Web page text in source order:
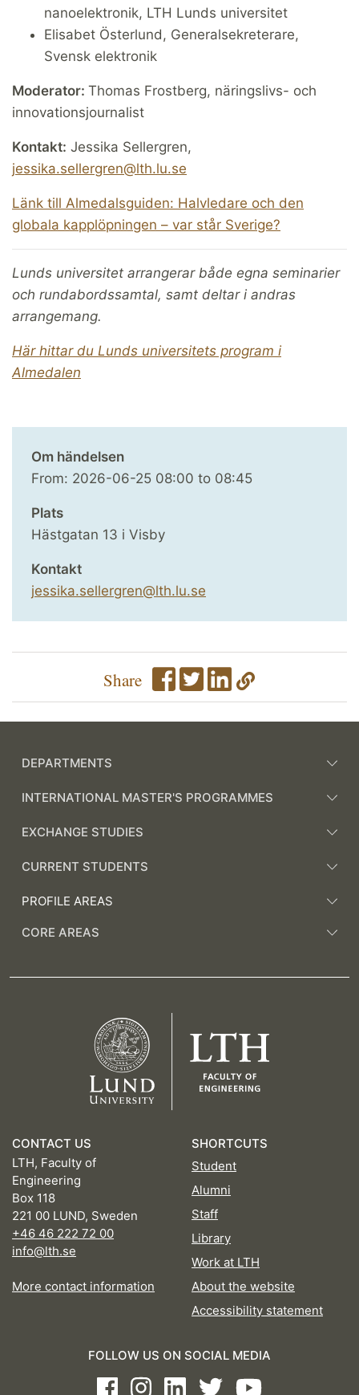
nanoelektronik, LTH Lunds universitet
Elisabet Österlund, Generalsekreterare,
Svensk elektronik
Moderator: Thomas Frostberg, näringslivs- och
innovationsjournalist
Kontakt: Jessika Sellergren,
jessika.sellergren@lth.lu.se
Länk till Almedalsguiden: Halvledare och den
globala kapplöpningen – var står Sverige?
Lunds universitet arrangerar både egna seminarier
och rundabordssamtal, samt deltar i andras
arrangemang.
Här hittar du Lunds universitets program i
Almedalen
Om händelsen
From: 2026-06-25 08:00 to 08:45
Plats
Hästgatan 13 i Visby
Kontakt
jessika.sellergren@lth.lu.se
Share
DEPARTMENTS
INTERNATIONAL MASTER'S PROGRAMMES
EXCHANGE STUDIES
CURRENT STUDENTS
PROFILE AREAS
CORE AREAS
CONTACT US
LTH, Faculty of
Engineering
Box 118
221 00 LUND, Sweden
+46 46 222 72 00
info@lth.se
More contact information
SHORTCUTS
Student
Alumni
Staff
Library
Work at LTH
About the website
Accessibility statement
FOLLOW US ON SOCIAL MEDIA
FacebookInstagramLinkedInTwitterYoutube